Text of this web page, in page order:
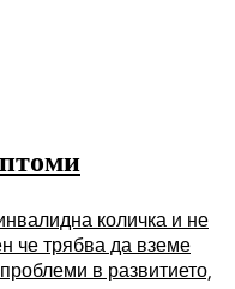
количка и не
че трябва да вземе
в развитието,